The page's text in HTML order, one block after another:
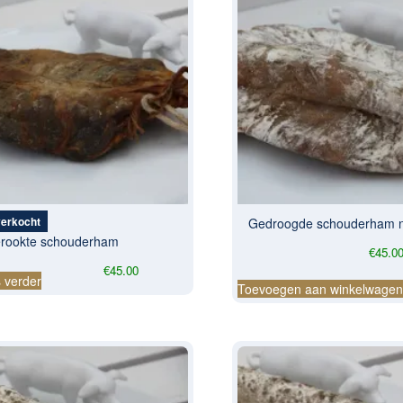
schouderham
€45.00
verder
Gedroogde schouderham
€45.00
Toevoegen aan winkelwagen